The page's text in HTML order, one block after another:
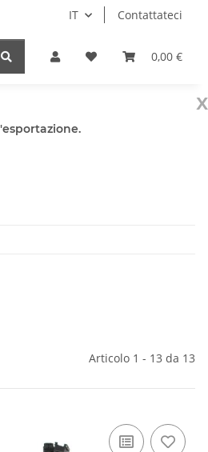
IT Contattateci
0,00 €
x
Articolo 1 - 13 da 13